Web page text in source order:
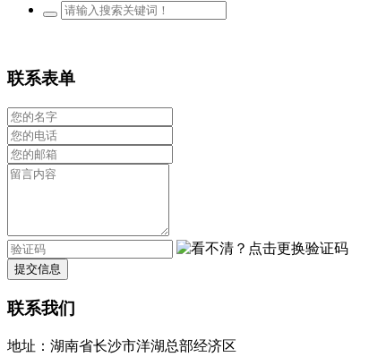
联系表单
提交信息
联系我们
地址：湖南省长沙市洋湖总部经济区